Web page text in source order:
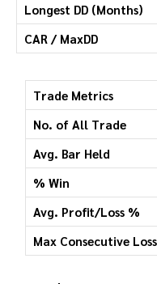
Longest DD (Months)
CAR / MaxDD
Trade Metrics
No. of All Trade
Avg. Bar Held
% Win
Avg. Profit/Loss %
Max Consecutive Loss